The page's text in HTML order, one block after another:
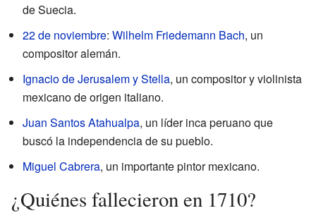
de Suecia.
22 de noviembre: Wilhelm Friedemann Bach, un
compositor alemán.
Ignacio de Jerusalem y Stella, un compositor y violinista
mexicano de origen italiano.
Juan Santos Atahualpa, un líder inca peruano que
buscó la independencia de su pueblo.
Miguel Cabrera, un importante pintor mexicano.
¿Quiénes fallecieron en 1710?